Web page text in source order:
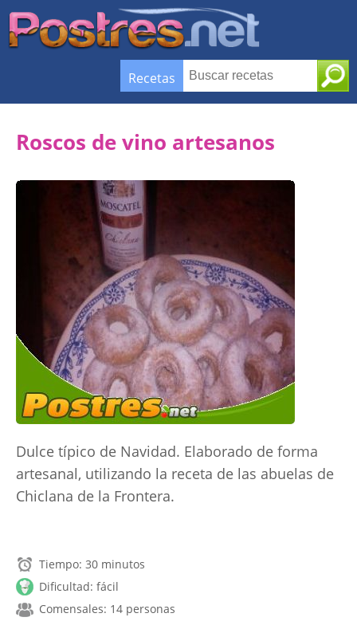
Recetas
Roscos de vino artesanos
Dulce típico de Navidad. Elaborado de forma
artesanal, utilizando la receta de las abuelas de
Chiclana de la Frontera.
Tiempo: 30 minutos
Dificultad: fácil
Comensales: 14 personas